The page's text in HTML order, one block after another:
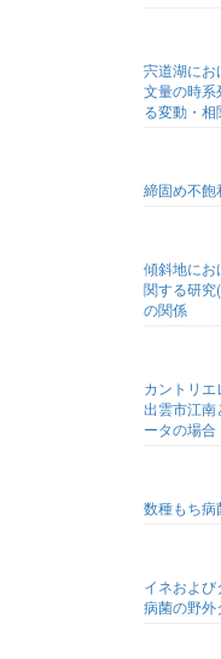
宍道湖にお
文量の時系
る変動・
締固め不飽
傾斜地にお
関する研究
の関係
カントリ
出雲市江
ータの場合
数種もち病
イネおよ
病菌の野外